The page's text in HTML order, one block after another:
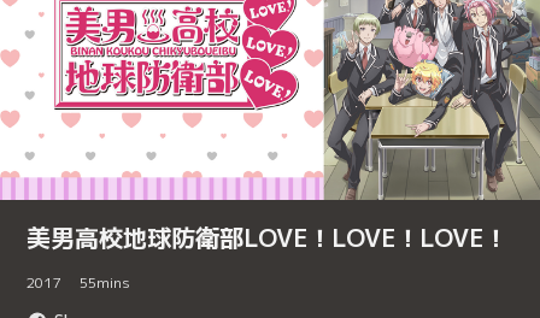
美男高校地球防衛部LOVE！LOVE！LOVE！
2017 55mins